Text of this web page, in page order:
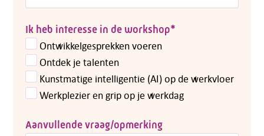
Ik heb interesse in de workshop*
Ontwikkelgesprekken voeren
Ontdek je talenten
Kunstmatige intelligentie (AI) op de werkvloer
Werkplezier en grip op je werkdag
Aanvullende vraag/opmerking